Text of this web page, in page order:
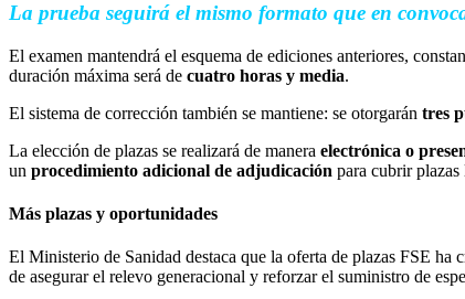
La prueba seguirá el mismo formato que en
El examen mantendrá el esquema de ediciones anteriores,
duración máxima será de cuatro horas y media.
El sistema de corrección también se mantiene: se otorgarán tres
La elección de plazas se realizará de manera electrónica o
un procedimiento adicional de adjudicación para cubrir
Más plazas y oportunidades
El Ministerio de Sanidad destaca que la oferta de plazas FSE ha
de asegurar el relevo generacional y reforzar el suministro de